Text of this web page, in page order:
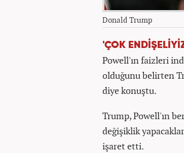
Donald Trump
'ÇOK
Powell'ın faizleri
olduğunu belirten
diye konuştu.
Trump, Powell'ın
değişiklik
işaret etti.